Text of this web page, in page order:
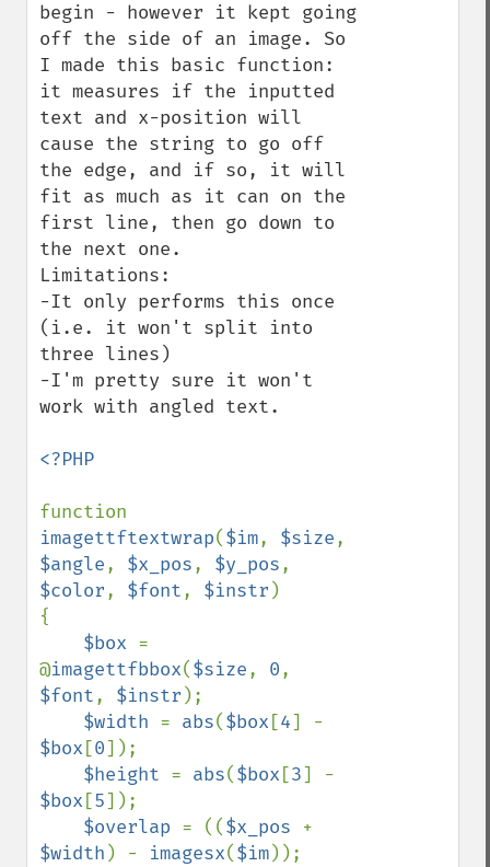
begin - however it kept going
off the side of an image. So
I made this basic function:
it measures if the inputted
text and x-position will
cause the string to go off
the edge, and if so, it will
fit as much as it can on the
first line, then go down to
the next one.
Limitations:
-It only performs this once
(i.e. it won't split into
three lines)
-I'm pretty sure it won't
work with angled text.
<?PHP
imagettftextwrap($im, $size
$angle, $x_pos, $y_pos
$color, $font, $instr )
{
$box =
@imagettfbbox($size, 0
$font, $instr );
$width = abs($box [4
$box [0]);
$height = abs($box [3
$box [5]);
$overlap = (($x_pos
$width ) - imagesx($im));